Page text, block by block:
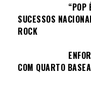
“POP
SUCESSOS
ROCK
COM QUARTO